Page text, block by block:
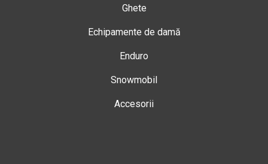
Ghete
Echipamente de damă
Enduro
Snowmobil
Accesorii